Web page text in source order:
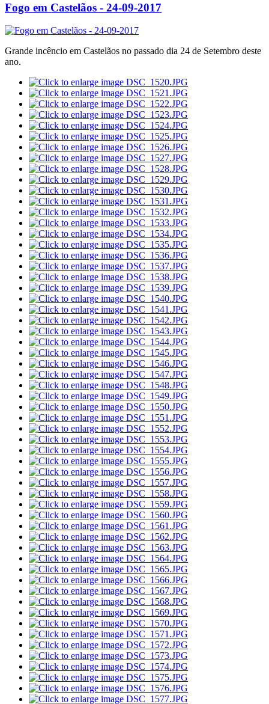
Fogo em Castelãos - 24-09-2017
Grande incêncio em Castelãos no passado dia 24 de Setembro deste
ano.